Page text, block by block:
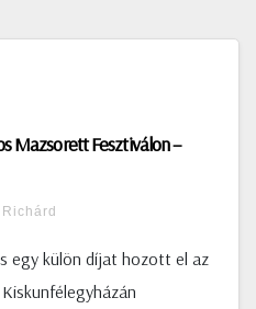
Mazsorett Fesztiválon –
egy külön díjat hozott el az